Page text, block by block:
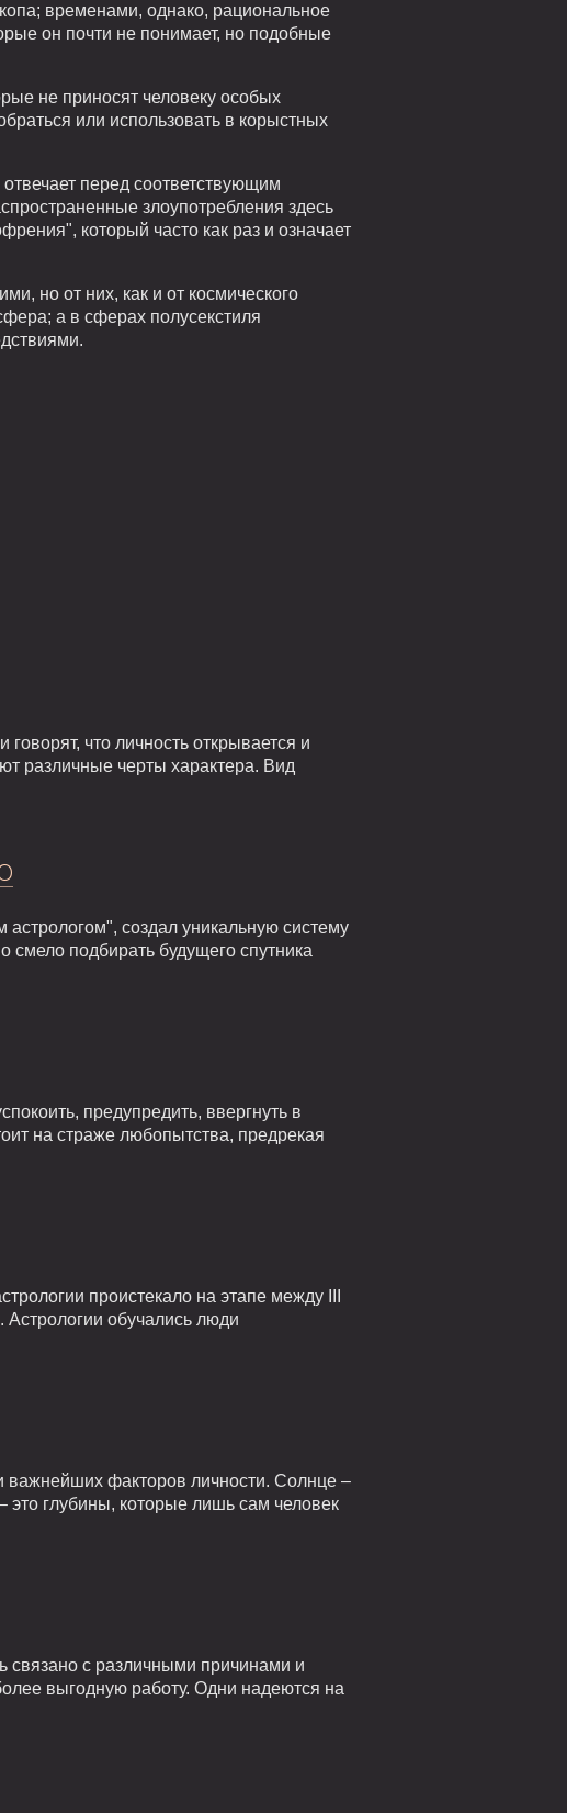
временами, однако, рациональное
он почти не понимает, но подобные
не приносят человеку особых
или использовать в корыстных
перед соответствующим
злоупотребления здесь
который часто как раз и означает
но от них, как и от космического
а в сферах полусекстиля
что личность открывается и
различные черты характера. Вид
создал уникальную систему
смело подбирать будущего спутника
предупредить, ввергнуть в
на страже любопытства, предрекая
проистекало на этапе между III
Астрологии обучались люди
важнейших факторов личности. Солнце –
это глубины, которые лишь сам человек
связано с различными причинами и
выгодную работу. Одни надеются на